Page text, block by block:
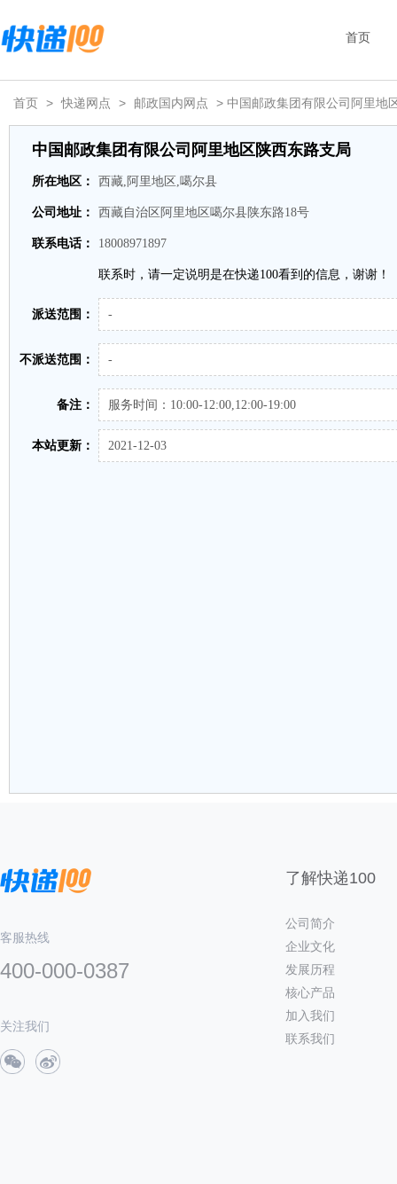
首页
首页 > 快递网点 > 邮政国内网点 > 中国邮政集团有限公司阿里地
中国邮政集团有限公司阿里地区陕西东路支局
所在地区： 西藏,阿里地区,噶尔县
公司地址： 西藏自治区阿里地区噶尔县陕东路18号
联系电话： 18008971897
联系时，请一定说明是在快递100看到的信息，谢谢！
派送范围： -
不派送范围： -
备注： 服务时间：10:00-12:00,12:00-19:00
本站更新： 2021-12-03
客服热线
400-000-0387
关注我们
了解快递100
公司简介
企业文化
发展历程
核心产品
加入我们
联系我们